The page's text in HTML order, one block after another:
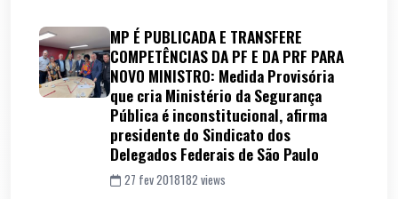
MP É PUBLICADA E TRANSFERE
COMPETÊNCIAS DA PF E DA PRF PARA
NOVO MINISTRO: Medida Provisória
que cria Ministério da Segurança
Pública é inconstitucional, afirma
presidente do Sindicato dos
Delegados Federais de São Paulo
27 fev 2018182 views